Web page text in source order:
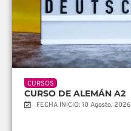
CURSOS
CURSO DE ALEMÁN A2
FECHA INICIO: 10 Agosto, 2026